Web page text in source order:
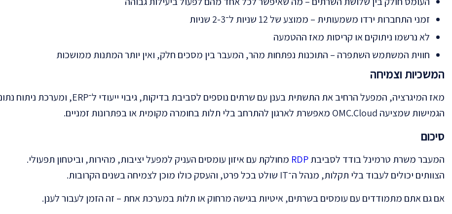
זמני התחברות ירדו משמעותית – ממוצע של 12 שניות ל־2-3 שניות
לא נרשמו ניתוקים או קריסות מאז ההטמעה
חווית המשתמש השתפרה – התוכנות נפתחות מהר, המעבר בין מסכים חלק, ואין יותר המתנות ממושכות
המשכיות וצמיחה
מאז המיגרציה, המפעל הרחיב את התשתית בענן עם שרתים נוספים לסביבת בדיקות, גיבוי ייעודי ל־ERP, ומערכת ניתוח נתונים פנימית.
הגמישות שמציעה OMC.Cloud מאפשרת לארגון להתרחב בלי תלות בחומרה מקומית או בפתרונות זמניים.
סיכום
המעבר משרת טרמינל בודד לסביבתRDP מחולקת עם איזון עומסים העניק למפעל יציבות, מהירות, וביטחון תפעולי.
הצוותים יכולים לעבוד בלי תקלות, מנהל ה־IT שולט בכל פרט, והעסק כולו מוכן לצמיחה בשנים הקרובות.
אם גם אתם מתמודדים עם עומסים בשרתים, איטיות בגישה מרחוק או תלות במערכת אחת – זה הזמן לעבור לענן.